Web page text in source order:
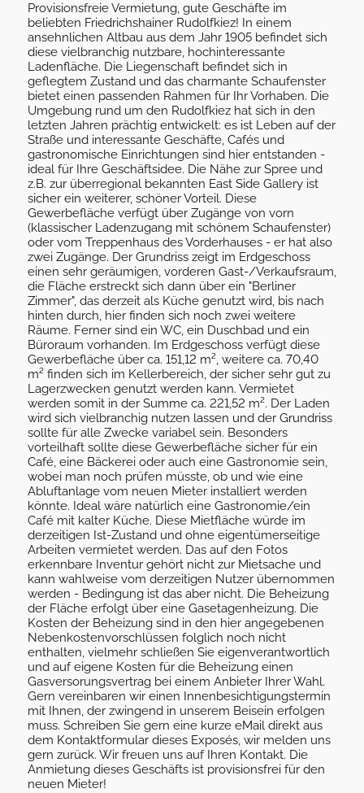
Provisionsfreie Vermietung, gute Geschäfte im
beliebten Friedrichshainer Rudolfkiez! In einem
ansehnlichen Altbau aus dem Jahr 1905 befindet sich
diese vielbranchig nutzbare, hochinteressante
Ladenfläche. Die Liegenschaft befindet sich in
geflegtem Zustand und das charmante Schaufenster
bietet einen passenden Rahmen für Ihr Vorhaben. Die
Umgebung rund um den Rudolfkiez hat sich in den
letzten Jahren prächtig entwickelt: es ist Leben auf der
Straße und interessante Geschäfte, Cafés und
gastronomische Einrichtungen sind hier entstanden -
ideal für Ihre Geschäftsidee. Die Nähe zur Spree und
z.B. zur überregional bekannten East Side Gallery ist
sicher ein weiterer, schöner Vorteil. Diese
Gewerbefläche verfügt über Zugänge von vorn
(klassischer Ladenzugang mit schönem Schaufenster)
oder vom Treppenhaus des Vorderhauses - er hat also
zwei Zugänge. Der Grundriss zeigt im Erdgeschoss
einen sehr geräumigen, vorderen Gast-/Verkaufsraum,
die Fläche erstreckt sich dann über ein "Berliner
Zimmer", das derzeit als Küche genutzt wird, bis nach
hinten durch, hier finden sich noch zwei weitere
Räume. Ferner sind ein WC, ein Duschbad und ein
Büroraum vorhanden. Im Erdgeschoss verfügt diese
Gewerbefläche über ca. 151,12 m², weitere ca. 70,40
m² finden sich im Kellerbereich, der sicher sehr gut zu
Lagerzwecken genutzt werden kann. Vermietet
werden somit in der Summe ca. 221,52 m². Der Laden
wird sich vielbranchig nutzen lassen und der Grundriss
sollte für alle Zwecke variabel sein. Besonders
vorteilhaft sollte diese Gewerbefläche sicher für ein
Café, eine Bäckerei oder auch eine Gastronomie sein,
wobei man noch prüfen müsste, ob und wie eine
Abluftanlage vom neuen Mieter installiert werden
könnte. Ideal wäre natürlich eine Gastronomie/ein
Café mit kalter Küche. Diese Mietfläche würde im
derzeitigen Ist-Zustand und ohne eigentümerseitige
Arbeiten vermietet werden. Das auf den Fotos
erkennbare Inventur gehört nicht zur Mietsache und
kann wahlweise vom derzeitigen Nutzer übernommen
werden - Bedingung ist das aber nicht. Die Beheizung
der Fläche erfolgt über eine Gasetagenheizung. Die
Kosten der Beheizung sind in den hier angegebenen
Nebenkostenvorschlüssen folglich noch nicht
enthalten, vielmehr schließen Sie eigenverantwortlich
und auf eigene Kosten für die Beheizung einen
Gasversorungsvertrag bei einem Anbieter Ihrer Wahl.
Gern vereinbaren wir einen Innenbesichtigungstermin
mit Ihnen, der zwingend in unserem Beisein erfolgen
muss. Schreiben Sie gern eine kurze eMail direkt aus
dem Kontaktformular dieses Exposés, wir melden uns
gern zurück. Wir freuen uns auf Ihren Kontakt. Die
Anmietung dieses Geschäfts ist provisionsfrei für den
neuen Mieter!